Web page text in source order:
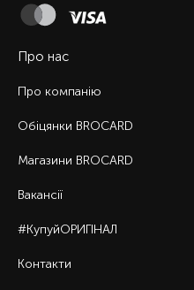
Про нас
Про компанію
Обіцянки BROCARD
Магазини BROCARD
Вакансії
#КупуйОРИГІНАЛ
Контакти